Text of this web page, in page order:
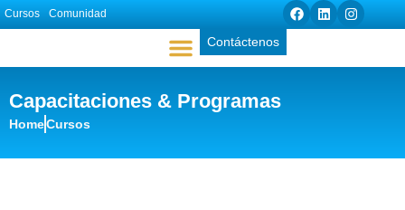
Cursos Comunidad
Contáctenos
Capacitaciones & Programas
HomeCursos